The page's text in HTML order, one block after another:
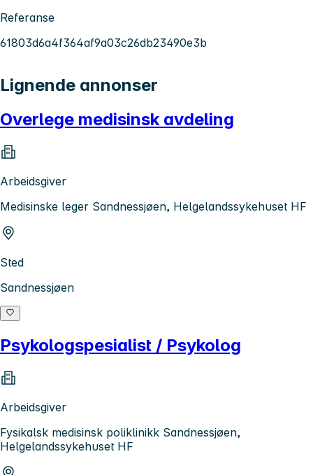
Referanse
61803d6a4f364af9a03c26db23490e3b
Lignende annonser
Overlege medisinsk avdeling
Arbeidsgiver
Medisinske leger Sandnessjøen, Helgelandssykehuset HF
Sted
Sandnessjøen
Psykologspesialist / Psykolog
Arbeidsgiver
Fysikalsk medisinsk poliklinikk Sandnessjøen,
Helgelandssykehuset HF